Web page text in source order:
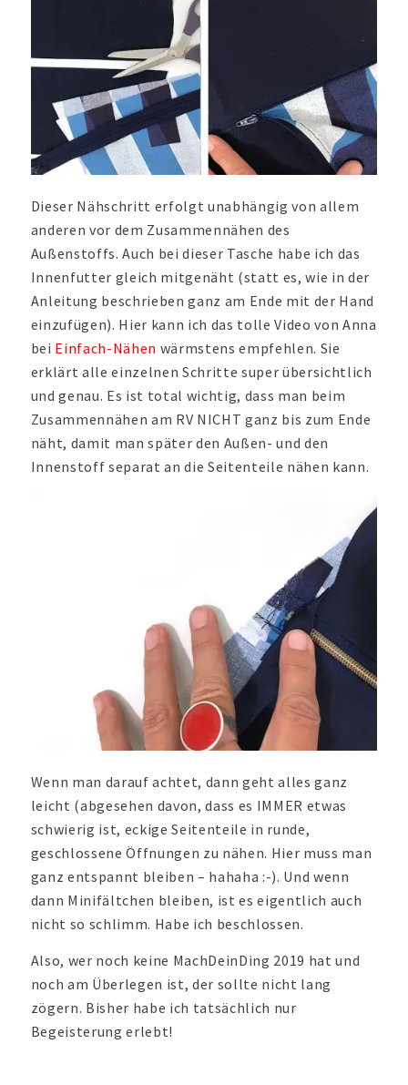
Dieser Nähschritt erfolgt unabhängig von allem
anderen vor dem Zusammennähen des
Außenstoffs. Auch bei dieser Tasche habe ich das
Innenfutter gleich mitgenäht (statt es, wie in der
Anleitung beschrieben ganz am Ende mit der Hand
einzufügen). Hier kann ich das tolle Video von Anna
bei Einfach-Nähen wärmstens empfehlen. Sie
erklärt alle einzelnen Schritte super übersichtlich
und genau. Es ist total wichtig, dass man beim
Zusammennähen am RV NICHT ganz bis zum Ende
näht, damit man später den Außen- und den
Innenstoff separat an die Seitenteile nähen kann.
Wenn man darauf achtet, dann geht alles ganz
leicht (abgesehen davon, dass es IMMER etwas
schwierig ist, eckige Seitenteile in runde,
geschlossene Öffnungen zu nähen. Hier muss man
ganz entspannt bleiben – hahaha :-). Und wenn
dann Minifältchen bleiben, ist es eigentlich auch
nicht so schlimm. Habe ich beschlossen.
Also, wer noch keine MachDeinDing 2019 hat und
noch am Überlegen ist, der sollte nicht lang
zögern. Bisher habe ich tatsächlich nur
Begeisterung erlebt!